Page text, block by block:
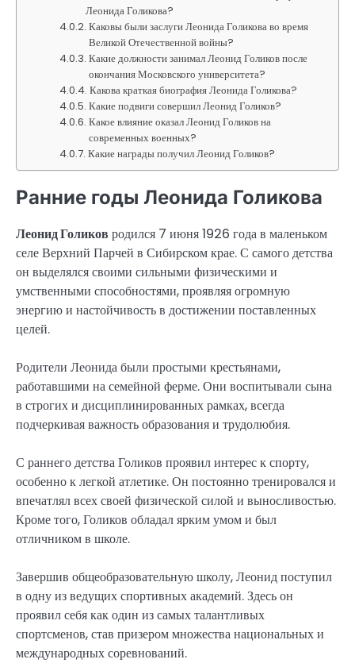
Леонида Голикова?
Каковы были заслуги Леонида Голикова во время
Великой Отечественной войны?
Какие должности занимал Леонид Голиков после
окончания Московского университета?
Какова краткая биография Леонида Голикова?
Какие подвиги совершил Леонид Голиков?
Какое влияние оказал Леонид Голиков на
современных военных?
Какие награды получил Леонид Голиков?
Ранние годы Леонида Голикова
Леонид Голиков родился 7 июня 1926 года в маленьком
селе Верхний Парчей в Сибирском крае. С самого детства
он выделялся своими сильными физическими и
умственными способностями, проявляя огромную
энергию и настойчивость в достижении поставленных
целей.
Родители Леонида были простыми крестьянами,
работавшими на семейной ферме. Они воспитывали сына
в строгих и дисциплинированных рамках, всегда
подчеркивая важность образования и трудолюбия.
С раннего детства Голиков проявил интерес к спорту,
особенно к легкой атлетике. Он постоянно тренировался и
впечатлял всех своей физической силой и выносливостью.
Кроме того, Голиков обладал ярким умом и был
отличником в школе.
Завершив общеобразовательную школу, Леонид поступил
в одну из ведущих спортивных академий. Здесь он
проявил себя как один из самых талантливых
спортсменов, став призером множества национальных и
международных соревнований.